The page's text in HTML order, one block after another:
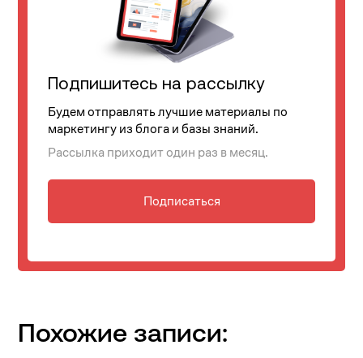
Подпишитесь на рассылку
Будем отправлять лучшие материалы по
маркетингу из блога и базы знаний.
Рассылка приходит один раз в месяц.
Подписаться
Похожие записи: